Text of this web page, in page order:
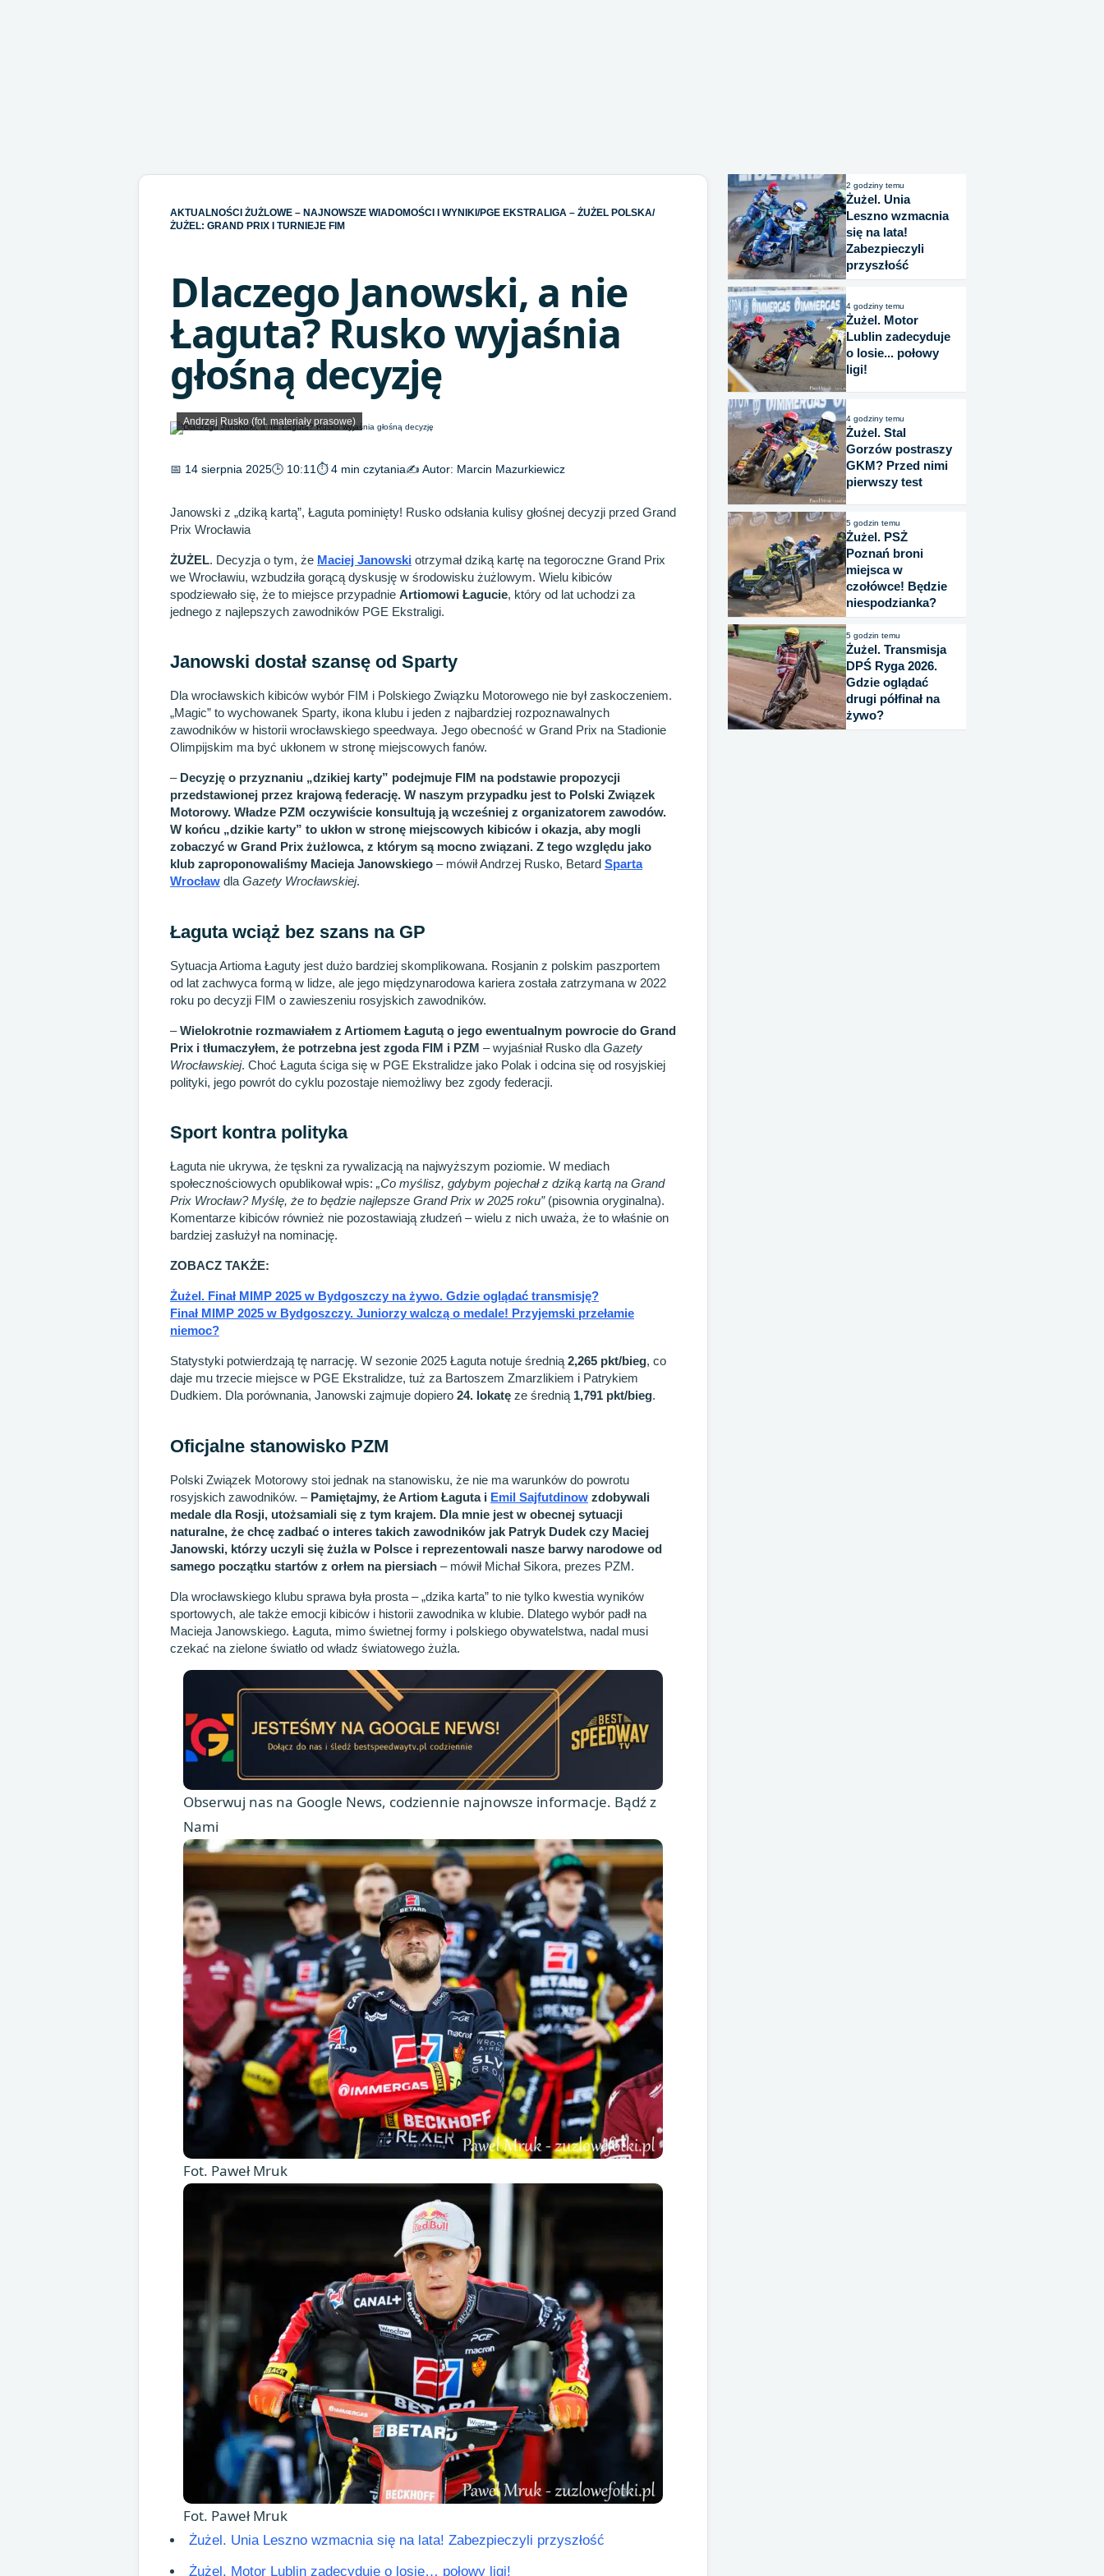
AKTUALNOŚCI ŻUŻLOWE – NAJNOWSZE WIADOMOŚCI I WYNIKI /PGE EKSTRALIGA – ŻUŻEL POLSKA/
ŻUŻEL: GRAND PRIX I TURNIEJE FIM
Dlaczego Janowski, a nie
Łaguta? Rusko wyjaśnia
głośną decyzję
Andrzej Rusko (fot. materiały prasowe)
📅 14 sierpnia 2025🕒 10:11 ⏱ 4 min czytania✍️ Autor: Marcin Mazurkiewicz
Janowski z „dziką kartą”, Łaguta pominięty! Rusko odsłania kulisy głośnej decyzji przed Grand
Prix Wrocławia
ŻUŻEL. Decyzja o tym, że Maciej Janowski otrzymał dziką kartę na tegoroczne Grand Prix
we Wrocławiu, wzbudziła gorącą dyskusję w środowisku żużlowym. Wielu kibiców
spodziewało się, że to miejsce przypadnie Artiomowi Łagucie, który od lat uchodzi za
jednego z najlepszych zawodników PGE Ekstraligi.
Janowski dostał szansę od Sparty
Dla wrocławskich kibiców wybór FIM i Polskiego Związku Motorowego nie był zaskoczeniem.
„Magic” to wychowanek Sparty, ikona klubu i jeden z najbardziej rozpoznawalnych
zawodników w historii wrocławskiego speedwaya. Jego obecność w Grand Prix na Stadionie
Olimpijskim ma być ukłonem w stronę miejscowych fanów.
– Decyzję o przyznaniu „dzikiej karty” podejmuje FIM na podstawie propozycji
przedstawionej przez krajową federację. W naszym przypadku jest to Polski Związek
Motorowy. Władze PZM oczywiście konsultują ją wcześniej z organizatorem zawodów.
W końcu „dzikie karty” to ukłon w stronę miejscowych kibiców i okazja, aby mogli
zobaczyć w Grand Prix żużlowca, z którym są mocno związani. Z tego względu jako
klub zaproponowaliśmy Macieja Janowskiego – mówił Andrzej Rusko, Betard Sparta
Wrocław dla Gazety Wrocławskiej.
Łaguta wciąż bez szans na GP
Sytuacja Artioma Łaguty jest dużo bardziej skomplikowana. Rosjanin z polskim paszportem
od lat zachwyca formą w lidze, ale jego międzynarodowa kariera została zatrzymana w 2022
roku po decyzji FIM o zawieszeniu rosyjskich zawodników.
–Wielokrotnie rozmawiałem z Artiomem Łagutą o jego ewentualnym powrocie do Grand
Prix i tłumaczyłem, że potrzebna jest zgoda FIM i PZM – wyjaśniał Rusko dla Gazety
Wrocławskiej. Choć Łaguta ściga się w PGE Ekstralidze jako Polak i odcina się od rosyjskiej
polityki, jego powrót do cyklu pozostaje niemożliwy bez zgody federacji.
Sport kontra polityka
Łaguta nie ukrywa, że tęskni za rywalizacją na najwyższym poziomie. W mediach
społecznościowych opublikował wpis: „Co myślisz, gdybym pojechał z dziką kartą na Grand
Prix Wrocław? Myślę, że to będzie najlepsze Grand Prix w 2025 roku”(pisownia oryginalna).
Komentarze kibiców również nie pozostawiają złudzeń – wielu z nich uważa, że to właśnie on
bardziej zasłużył na nominację.
ZOBACZ TAKŻE:
Żużel. Finał MIMP 2025 w Bydgoszczy na żywo. Gdzie oglądać transmisję?
Finał MIMP 2025 w Bydgoszczy. Juniorzy walczą o medale! Przyjemski przełamie
niemoc?
Statystyki potwierdzają tę narrację. W sezonie 2025 Łaguta notuje średnią 2,265 pkt/bieg, co
daje mu trzecie miejsce w PGE Ekstralidze, tuż za Bartoszem Zmarzlikiem i Patrykiem
Dudkiem. Dla porównania, Janowski zajmuje dopiero 24. lokatę ze średnią 1,791 pkt/bieg.
Oficjalne stanowisko PZM
Polski Związek Motorowy stoi jednak na stanowisku, że nie ma warunków do powrotu
rosyjskich zawodników. – Pamiętajmy, że Artiom Łaguta i Emil Sajfutdinow zdobywali
medale dla Rosji, utożsamiali się z tym krajem. Dla mnie jest w obecnej sytuacji
naturalne, że chcę zadbać o interes takich zawodników jak Patryk Dudek czy Maciej
Janowski, którzy uczyli się żużla w Polsce i reprezentowali nasze barwy narodowe od
samego początku startów z orłem na piersiach – mówił Michał Sikora, prezes PZM.
Dla wrocławskiego klubu sprawa była prosta – „dzika karta” to nie tylko kwestia wyników
sportowych, ale także emocji kibiców i historii zawodnika w klubie. Dlatego wybór padł na
Macieja Janowskiego. Łaguta, mimo świetnej formy i polskiego obywatelstwa, nadal musi
czekać na zielone światło od władz światowego żużla.
Obserwuj nas na Google News, codziennie najnowsze informacje. Bądź z
Nami
Fot. Paweł Mruk
Fot. Paweł Mruk
Żużel. Unia Leszno wzmacnia się na lata! Zabezpieczyli przyszłość
Żużel. Motor Lublin zadecyduje o losie… połowy ligi!
2 godziny temu
Żużel. Unia
Leszno wzmacnia
się na lata!
Zabezpieczyli
przyszłość
4 godziny temu
Żużel. Motor
Lublin zadecyduje
o losie... połowy
ligi!
4 godziny temu
Żużel. Stal
Gorzów postraszy
GKM? Przed nimi
pierwszy test
5 godzin temu
Żużel. PSŻ
Poznań broni
miejsca w
czołówce! Będzie
niespodzianka?
5 godzin temu
Żużel. Transmisja
DPŚ Ryga 2026.
Gdzie oglądać
drugi półfinał na
żywo?